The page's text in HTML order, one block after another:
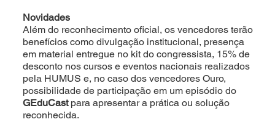
Novidades
Além do reconhecimento oficial, os vencedores terão
benefícios como divulgação institucional, presença
em material entregue no kit do congressista, 15% de
desconto nos cursos e eventos nacionais realizados
pela HUMUS e, no caso dos vencedores Ouro,
possibilidade de participação em um episódio do
GEduCastpara apresentar a prática ou solução
reconhecida.